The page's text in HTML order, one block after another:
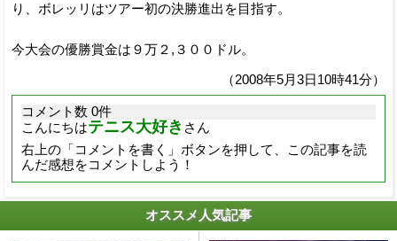
り、ボレッリはツアー初の決勝進出を目指す。
今大会の優勝賞金は９万２,３００ドル。
（2008年5月3日10時41分）
コメント数 0件
こんにちはテニス大好き さん
右上の「コメントを書く」ボタンを押して、この記事を読
んだ感想をコメントしよう！
オススメ人気記事